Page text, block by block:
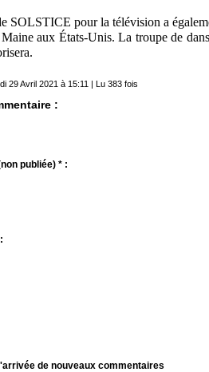
SOLSTICE pour la télévision a
aux États-Unis. La troupe de
29 Avril 2021 à 15:11 | Lu 383 fois
:
publiée) * :
de nouveaux commentaires